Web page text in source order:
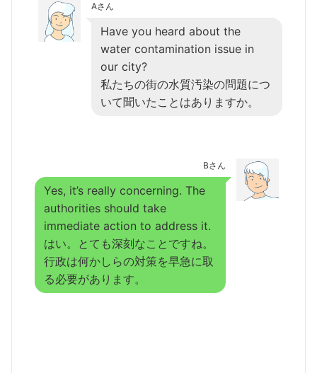
Aさん
Have you heard about the
water contamination issue in
our city?
私たちの街の水質汚染の問題につ
いて聞いたことはありますか。
Bさん
Yes, it’s really concerning. The
authorities should take
immediate action to address it.
はい。とても深刻なことですね。
行政は何かしらの対策を早急に取
る必要があります。